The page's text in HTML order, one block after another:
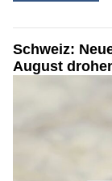
Schweiz:
August